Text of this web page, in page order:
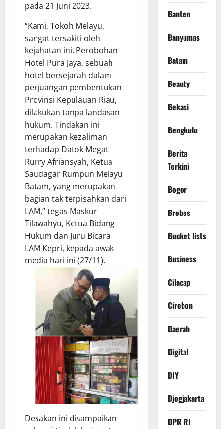
pada 21 Juni 2023.
“Kami, Tokoh Melayu,
sangat tersakiti oleh
kejahatan ini. Perobohan
Hotel Pura Jaya, sebuah
hotel bersejarah dalam
perjuangan pembentukan
Provinsi Kepulauan Riau,
dilakukan tanpa landasan
hukum. Tindakan ini
merupakan kezaliman
terhadap Datok Megat
Rurry Afriansyah, Ketua
Saudagar Rumpun Melayu
Batam, yang merupakan
bagian tak terpisahkan dari
LAM,” tegas Maskur
Tilawahyu, Ketua Bidang
Hukum dan Juru Bicara
LAM Kepri, kepada awak
media hari ini (27/11).
Desakan ini disampaikan
Banten
Banyumas
Batam
Beauty
Bekasi
Bengkulu
Berita
Terkini
Bogor
Brebes
Bucket lists
Business
Cilacap
Cirebon
Daerah
Digital
DIY
Djogjakarta
DPR RI